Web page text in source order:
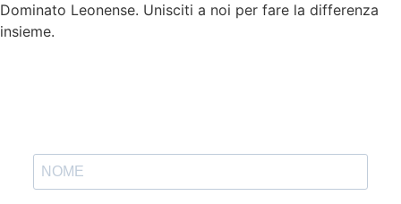
Dominato Leonense. Unisciti a noi per fare la differenza
insieme.